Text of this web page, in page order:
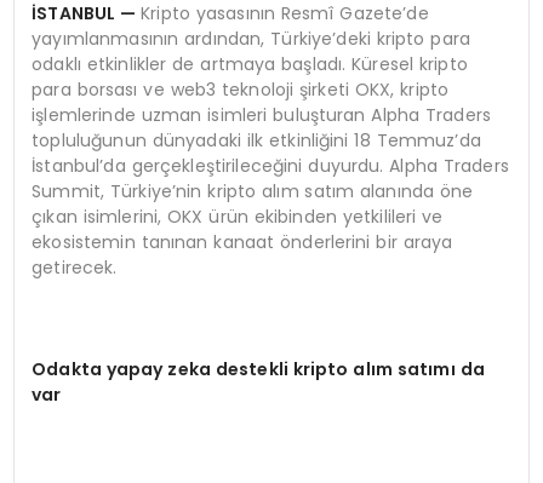
İSTANBUL —Kripto yasasının Resmî Gazete’de
yayımlanmasının ardından, Türkiye’deki kripto para
odaklı etkinlikler de artmaya başladı. Küresel kripto
para borsası ve web3 teknoloji şirketi OKX, kripto
işlemlerinde uzman isimleri buluşturan Alpha Traders
topluluğunun dünyadaki ilk etkinliğini 18 Temmuz’da
İstanbul’da gerçekleştirileceğini duyurdu. Alpha Traders
Summit, Türkiye’nin kripto alım satım alanında öne
çıkan isimlerini, OKX ürün ekibinden yetkilileri ve
ekosistemin tanınan kanaat önderlerini bir araya
getirecek.
Odakta yapay zeka destekli kripto alım satımı da
var